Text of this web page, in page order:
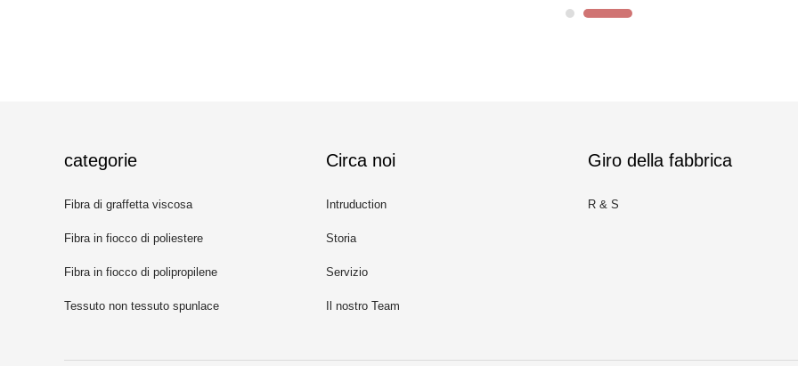
categorie
Fibra di graffetta viscosa
Fibra in fiocco di poliestere
riciclato
Fibra in fiocco di polipropilene
Tessuto non tessuto spunlace
Circa noi
Intruduction
Storia
Servizio
Il nostro Team
Giro della fabbrica
R & S